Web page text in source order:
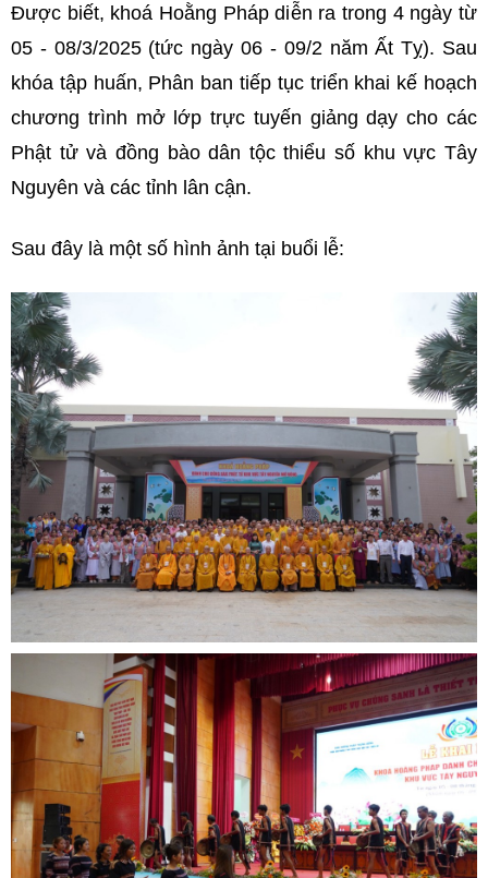
Được biết, khoá Hoằng Pháp diễn ra trong 4 ngày từ
05 - 08/3/2025 (tức ngày 06 - 09/2 năm Ất Tỵ). Sau
khóa tập huấn, Phân ban tiếp tục triển khai kế hoạch
chương trình mở lớp trực tuyến giảng dạy cho các
Phật tử và đồng bào dân tộc thiểu số khu vực Tây
Nguyên và các tỉnh lân cận.
Sau đây là một số hình ảnh tại buổi lễ: